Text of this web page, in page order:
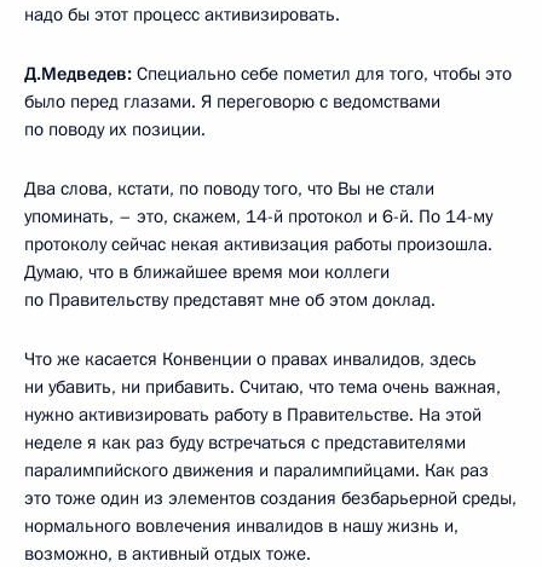
надо бы этот процесс активизировать.
Д.Медведев: Специально себе пометил для того, чтобы это
было перед глазами. Я переговорю с ведомствами
по поводу их позиции.
Два слова, кстати, по поводу того, что Вы не стали
упоминать, – это, скажем, 14-й протокол и 6-й. По 14-му
протоколу сейчас некая активизация работы произошла.
Думаю, что в ближайшее время мои коллеги
по Правительству представят мне об этом доклад.
Что же касается Конвенции о правах инвалидов, здесь
ни убавить, ни прибавить. Считаю, что тема очень важная,
нужно активизировать работу в Правительстве. На этой
неделе я как раз буду встречаться с представителями
паралимпийского движения и паралимпийцами. Как раз
это тоже один из элементов создания безбарьерной среды,
нормального вовлечения инвалидов в нашу жизнь и,
возможно, в активный отдых тоже.